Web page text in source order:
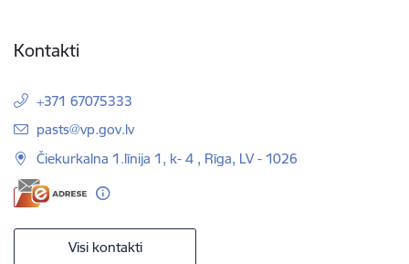
Kontakti
+371 67075333
E-pasts:
pasts@vp.gov.lv
Čiekurkalna 1.līnija 1, k- 4 , Rīga, LV - 1026
Visi kontakti